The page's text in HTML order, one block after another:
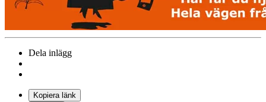
Dela inlägg
Kopiera länk